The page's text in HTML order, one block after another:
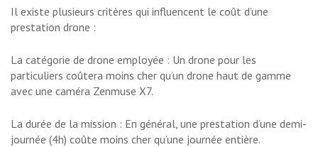
Il existe plusieurs critères qui influencent le coût d’une
prestation drone :
La catégorie de drone employée : Un drone pour les
particuliers coûtera moins cher qu’un drone haut de gamme
avec une caméra Zenmuse X7.
La durée de la mission : En général, une prestation d’une demi-
journée (4h) coûte moins cher qu’une journée entière.